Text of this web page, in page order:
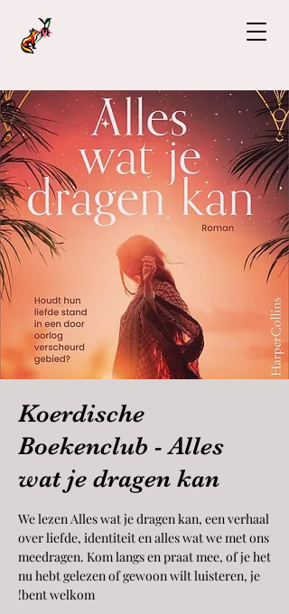
Koerdische
Boekenclub - Alles
wat je dragen kan
We lezen Alles wat je dragen kan, een verhaal
over liefde, identiteit en alles wat we met ons
meedragen. Kom langs en praat mee, of je het
nu hebt gelezen of gewoon wilt luisteren, je
bent welkom!